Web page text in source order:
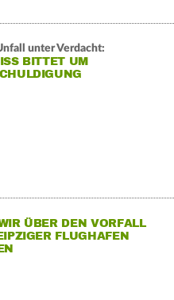
unter Verdacht:
BITTET UM E
ÜBER DEN VORFALL
FLUGHAFEN